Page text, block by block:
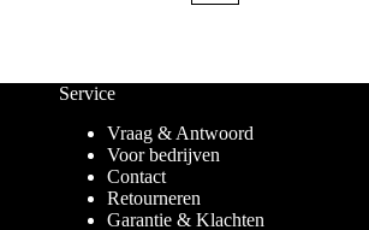
Service
Vraag & Antwoord
Voor bedrijven
Contact
Retourneren
Garantie & Klachten